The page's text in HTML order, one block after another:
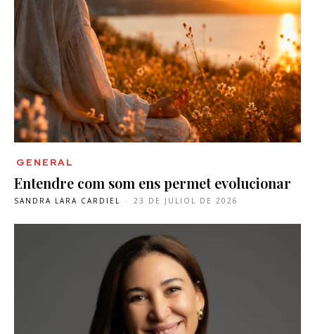
GENERAL
Entendre com som ens permet evolucionar
SANDRA LARA CARDIEL - 23 DE JULIOL DE 2026